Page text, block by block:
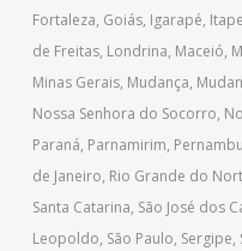
Fortaleza, Goiás, Igarapé,
de Freitas, Londrina, Maceió,
Minas Gerais, Mudança,
Nossa Senhora do Socorro,
Paraná, Parnamirim,
de Janeiro, Rio Grande do
Santa Catarina, São José dos
Leopoldo, São Paulo, Sergipe,